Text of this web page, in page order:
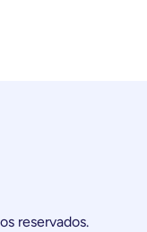
reservados.